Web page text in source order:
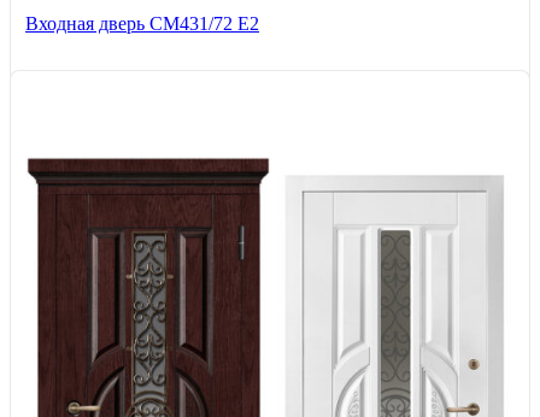
Входная дверь СМ431/72 Е2